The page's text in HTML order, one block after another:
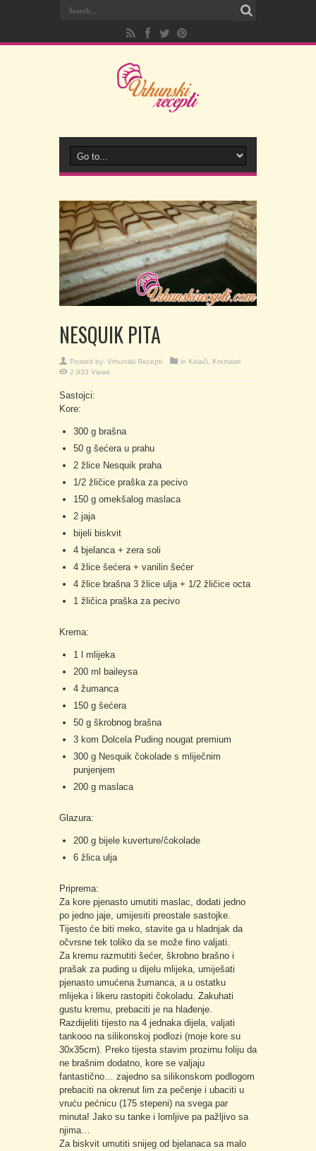
NESQUIK PITA
Posted by: Vrhunski Recepti in Kolači
Kremasti
2,933 Views
Sastojci:
Kore:
300 g brašna
50 g šećera u prahu
2 žlice Nesquik praha
1/2 žličice praška za pecivo
150 g omekšalog maslaca
2 jaja
bijeli biskvit
4 bjelanca + zera soli
4 žlice šećera + vanilin šećer
4 žlice brašna 3 žlice ulja + 1/2 žličice octa
1 žličica praška za pecivo
Krema:
1 l mlijeka
200 ml baileysa
4 žumanca
150 g šećera
50 g škrobnog brašna
3 kom Dolcela Puding nougat premium
300 g Nesquik čokolade s mliječnim
punjenjem
200 g maslaca
Glazura:
200 g bijele kuverture/čokolade
6 žlica ulja
Priprema:
Za kore pjenasto umutiti maslac, dodati jedno
po jedno jaje, umijesiti preostale sastojke.
Tijesto će biti meko, stavite ga u hladnjak da
očvrsne tek toliko da se može fino valjati.
Za kremu razmutiti šećer, škrobno brašno i
prašak za puding u dijelu mlijeka, umiješati
pjenasto umućena žumanca, a u ostatku
mlijeka i likeru rastopiti čokoladu. Zakuhati
gustu kremu, prebaciti je na hlađenje.
Razdijeliti tijesto na 4 jednaka dijela, valjati
tankooo na silikonskoj podlozi (moje kore su
30x35cm). Preko tijesta stavim prozirnu foliju da
ne brašnim dodatno, kore se valjaju
fantastično… zajedno sa silikonskom podlogom
prebaciti na okrenut lim za pečenje i ubaciti u
vruću pećnicu (175 stepeni) na svega par
minuta! Jako su tanke i lomljive pa pažljivo sa
njima…
Za biskvit umutiti snijeg od bjelanaca sa malo